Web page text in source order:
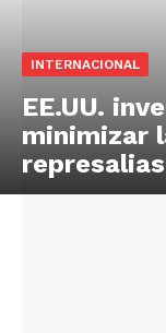
INTERNACIONAL
EE.UU.
minimizar